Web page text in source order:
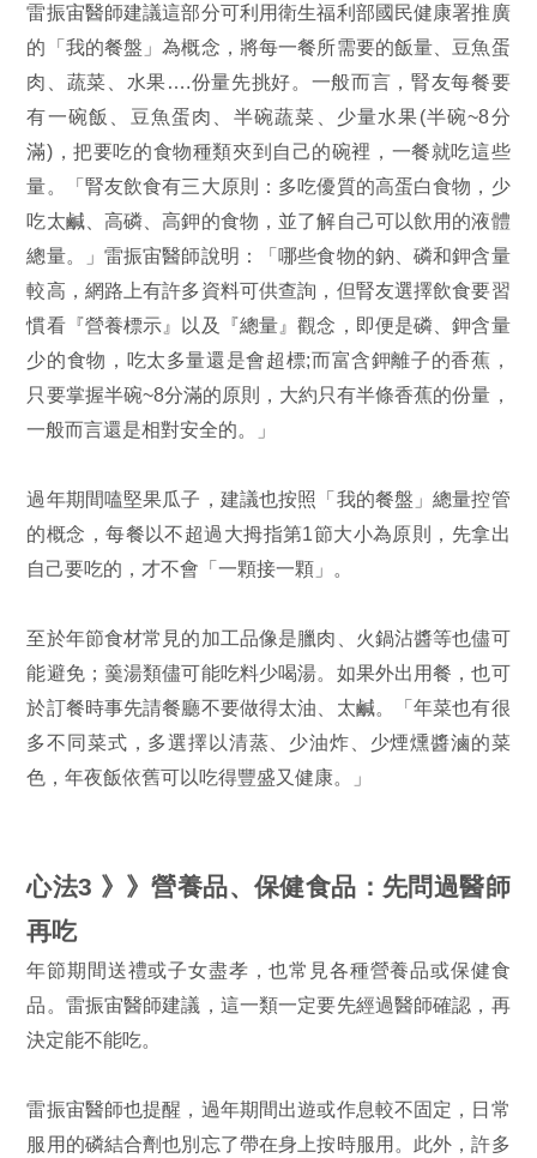
雷振宙醫師建議這部分可利用衛生福利部國民健康署推廣
的「我的餐盤」為概念，將每一餐所需要的飯量、豆魚蛋
肉、蔬菜、水果….份量先挑好。一般而言，腎友每餐要
有一碗飯、豆魚蛋肉、半碗蔬菜、少量水果(半碗~8分
滿)，把要吃的食物種類夾到自己的碗裡，一餐就吃這些
量。「腎友飲食有三大原則：多吃優質的高蛋白食物，少
吃太鹹、高磷、高鉀的食物，並了解自己可以飲用的液體
總量。」雷振宙醫師說明：「哪些食物的鈉、磷和鉀含量
較高，網路上有許多資料可供查詢，但腎友選擇飲食要習
慣看『營養標示』以及『總量』觀念，即便是磷、鉀含量
少的食物，吃太多量還是會超標;而富含鉀離子的香蕉，
只要掌握半碗~8分滿的原則，大約只有半條香蕉的份量，
一般而言還是相對安全的。」
過年期間嗑堅果瓜子，建議也按照「我的餐盤」總量控管
的概念，每餐以不超過大拇指第1節大小為原則，先拿出
自己要吃的，才不會「一顆接一顆」。
至於年節食材常見的加工品像是臘肉、火鍋沾醬等也儘可
能避免；羹湯類儘可能吃料少喝湯。如果外出用餐，也可
於訂餐時事先請餐廳不要做得太油、太鹹。「年菜也有很
多不同菜式，多選擇以清蒸、少油炸、少煙燻醬滷的菜
色，年夜飯依舊可以吃得豐盛又健康。」
心法3 》》營養品、保健食品：先問過醫師
再吃
年節期間送禮或子女盡孝，也常見各種營養品或保健食
品。雷振宙醫師建議，這一類一定要先經過醫師確認，再
決定能不能吃。
雷振宙醫師也提醒，過年期間出遊或作息較不固定，日常
服用的磷結合劑也別忘了帶在身上按時服用。此外，許多